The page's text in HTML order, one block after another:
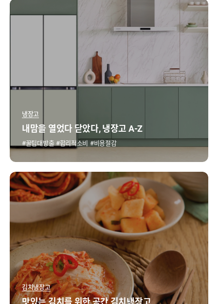
냉장고
내맘을 열었다 닫았다, 냉장고 A-Z
꿀팁대방출 합리적소비 비용절감
김치냉장고
맛있는 김치를 위한 공간 김치냉장고